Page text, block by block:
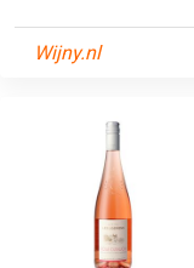
Wijny.nl